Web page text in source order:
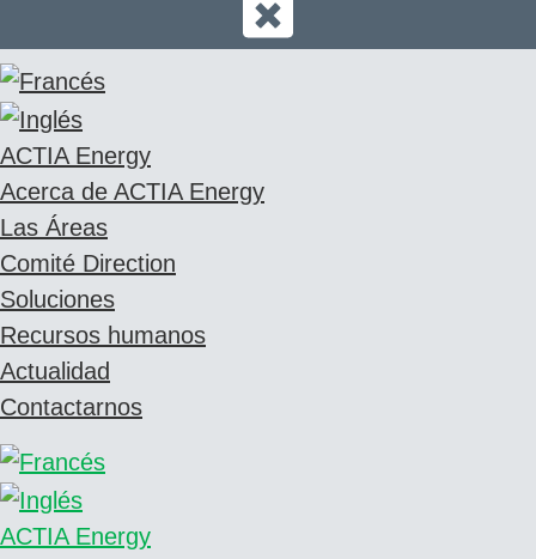
ACTIA Energy
Acerca de ACTIA Energy
Las Áreas
Comité Direction
Soluciones
Recursos humanos
Actualidad
Contactarnos
ACTIA Energy